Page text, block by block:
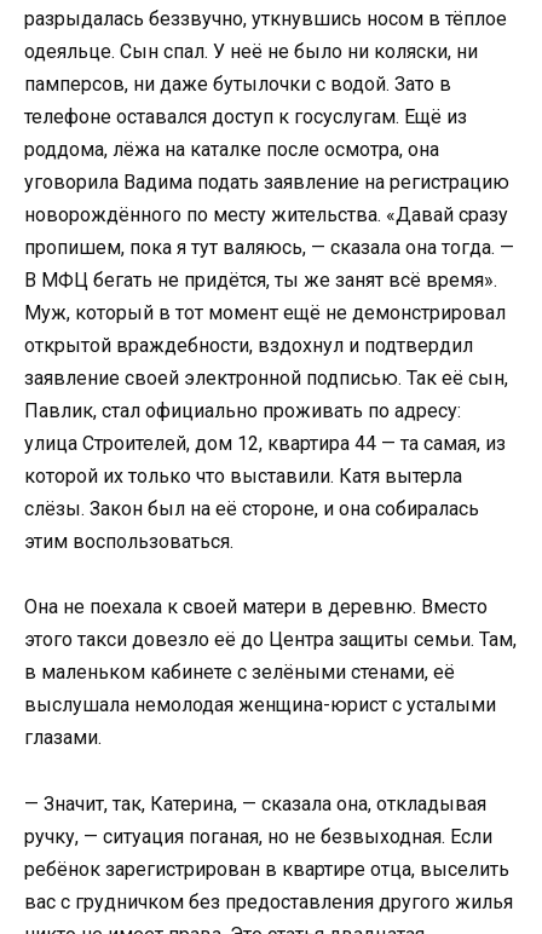
разрыдалась беззвучно, уткнувшись носом в тёплое
одеяльце. Сын спал. У неё не было ни коляски, ни
памперсов, ни даже бутылочки с водой. Зато в
телефоне оставался доступ к госуслугам. Ещё из
роддома, лёжа на каталке после осмотра, она
уговорила Вадима подать заявление на регистрацию
новорождённого по месту жительства. «Давай сразу
пропишем, пока я тут валяюсь, — сказала она тогда. —
В МФЦ бегать не придётся, ты же занят всё время».
Муж, который в тот момент ещё не демонстрировал
открытой враждебности, вздохнул и подтвердил
заявление своей электронной подписью. Так её сын,
Павлик, стал официально проживать по адресу:
улица Строителей, дом 12, квартира 44 — та самая, из
которой их только что выставили. Катя вытерла
слёзы. Закон был на её стороне, и она собиралась
этим воспользоваться.
Она не поехала к своей матери в деревню. Вместо
этого такси довезло её до Центра защиты семьи. Там,
в маленьком кабинете с зелёными стенами, её
выслушала немолодая женщина-юрист с усталыми
глазами.
— Значит, так, Катерина, — сказала она, откладывая
ручку, — ситуация поганая, но не безвыходная. Если
ребёнок зарегистрирован в квартире отца, выселить
вас с грудничком без предоставления другого жилья